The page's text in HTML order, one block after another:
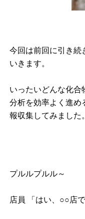
今回は前回に引き続
いきます。
いったいどんな化合
分析を効率よく進
報収集してみました。
プルルプルル～
店員 「はい、○○店で